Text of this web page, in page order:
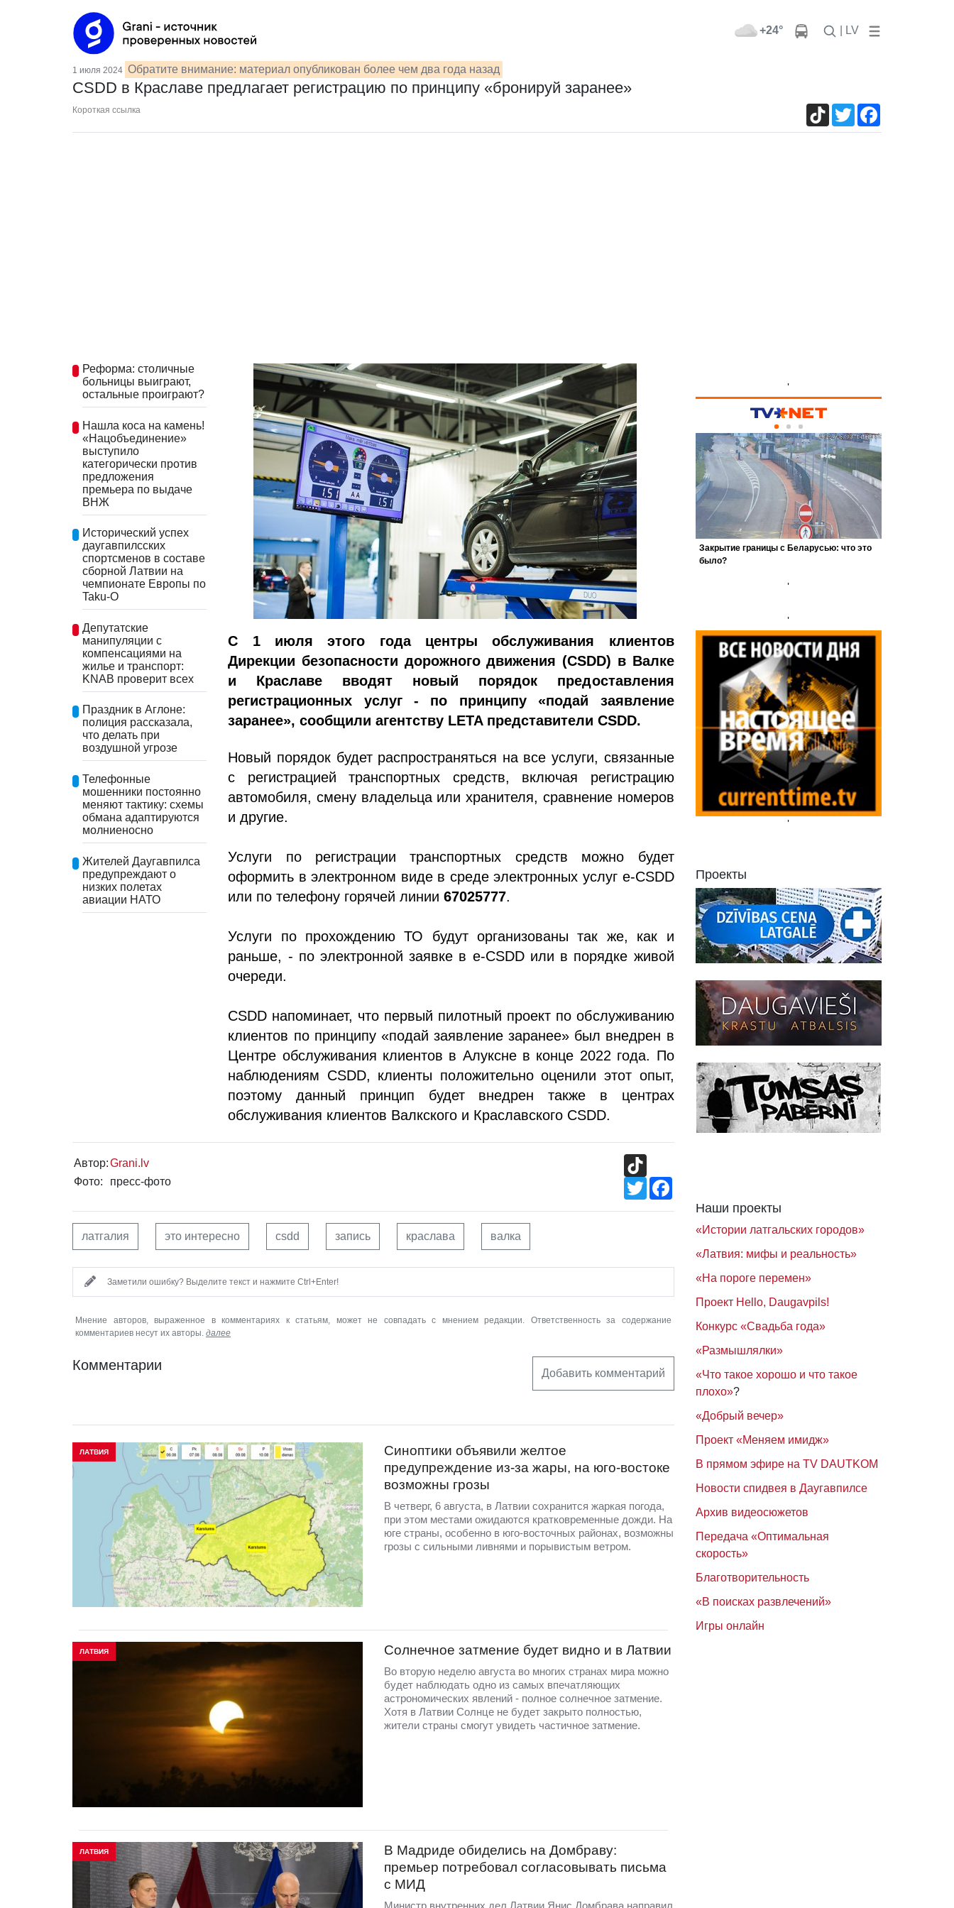
+24° | LV
1 июля 2024 Обратите внимание: материал опубликован более чем два года назад
CSDD в Краславе предлагает регистрацию по принципу «бронируй заранее»
Короткая ссылка TikTokTwitter
Реформа: столичные
больницы выиграют,
остальные проиграют?
Нашла коса на камень!
«Нацобъединение»
выступило
категорически против
предложения
премьера по выдаче
ВНЖ
Исторический успех
даугавпилсских
спортсменов в составе
сборной Латвии на
чемпионате Европы по
Taku-O
Депутатские
манипуляции с
компенсациями на
жилье и транспорт:
KNAB проверит всех
Праздник в Аглоне:
полиция рассказала,
что делать при
воздушной угрозе
Телефонные
мошенники постоянно
меняют тактику: схемы
обмана адаптируются
молниеносно
Жителей Даугавпилса
предупреждают о
низких полетах
авиации НАТО
С 1 июля этого года центры обслуживания клиентов
Дирекции безопасности дорожного движения (CSDD) в Валке
и Краславе вводят новый порядок предоставления
регистрационных услуг - по принципу «подай заявление
заранее», сообщили агентству LETA представители CSDD.
Новый порядок будет распространяться на все услуги, связанные
с регистрацией транспортных средств, включая регистрацию
автомобиля, смену владельца или хранителя, сравнение номеров
и другие.
Услуги по регистрации транспортных средств можно будет
оформить в электронном виде в среде электронных услуг e-CSDD
или по телефону горячей линии67025777.
Услуги по прохождению ТО будут организованы так же, как и
раньше, - по электронной заявке в e-CSDD или в порядке живой
очереди.
CSDD напоминает, что первый пилотный проект по обслуживанию
клиентов по принципу «подай заявление заранее» был внедрен в
Центре обслуживания клиентов в Алуксне в конце 2022 года. По
наблюдениям CSDD, клиенты положительно оценили этот опыт,
поэтому данный принцип будет внедрен также в центрах
обслуживания клиентов Валкского и Краславского CSDD.
Автор:Grani.lv
Фото:
пресс-фото
TikTok
TwitterFacebook
латгалия это интересно csdd запись краслава валка
Заметили ошибку? Выделите текст и нажмите Ctrl+Enter!
Мнение авторов, выраженное в комментариях к статьям, может не совпадать с мнением редакции. Ответственность за содержание
комментариев несут их авторы. далее
Комментарии
Добавить комментарий
ЛАТВИЯ
Синоптики объявили желтое
предупреждение из-за жары, на юго-востоке
возможны грозы
В четверг, 6 августа, в Латвии сохранится жаркая погода,
при этом местами ожидаются кратковременные дожди. На
юге страны, особенно в юго-восточных районах, возможны
грозы с сильными ливнями и порывистым ветром.
ЛАТВИЯ Солнечное затмение будет видно и в Латвии
Во вторую неделю августа во многих странах мира можно
будет наблюдать одно из самых впечатляющих
астрономических явлений - полное солнечное затмение.
Хотя в Латвии Солнце не будет закрыто полностью,
жители страны смогут увидеть частичное затмение.
ЛАТВИЯ
В Мадриде обиделись на Домбраву:
премьер потребовал согласовывать письма
с МИД
Министр внутренних дел Латвии Янис Домбрава направил
'
'
'
'
Проекты
Наши проекты
«Истории латгальских городов»
«Латвия: мифы и реальность»
«На пороге перемен»
Проект Hello, Daugavpils!
Конкурс «Свадьба года»
«Размышлялки»
«Что такое хорошо и что такое
плохо»?
«Добрый вечер»
Проект «Меняем имидж»
В прямом эфире на TV DAUTKOM
Новости спидвея в Даугавпилсе
Архив видеосюжетов
Передача «Оптимальная
скорость»
Благотворительность
«В поисках развлечений»
Игры онлайн